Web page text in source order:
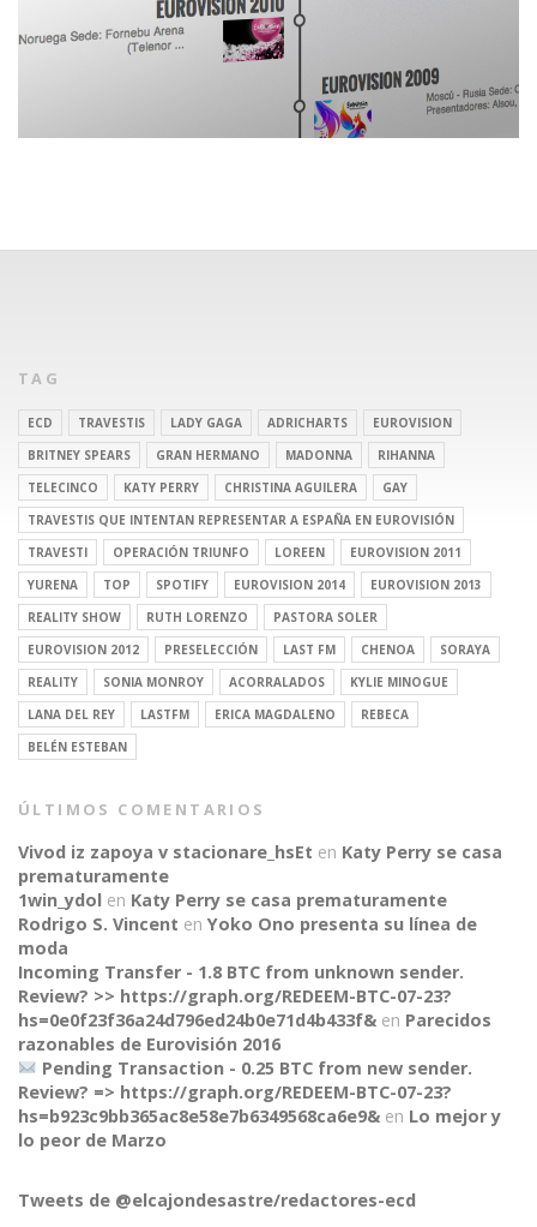
CONNECT
TAG
ECD TRAVESTIS LADY GAGA ADRICHARTS
EUROVISION
BRITNEY SPEARS
GRAN HERMANO MADONNA
RIHANNA
TELECINCO
KATY PERRY CHRISTINA AGUILERA
GAY
TRAVESTIS QUE INTENTAN REPRESENTAR A ESPAÑA EN EUROVISIÓN
TRAVESTI
OPERACIÓN TRIUNFO LOREEN
EUROVISION 2011
YURENA
TOP SPOTIFY EUROVISION 2014
EUROVISION 2013
REALITY SHOW
RUTH LORENZO
PASTORA SOLER
EUROVISION 2012
PRESELECCIÓN LAST FM CHENOA
SORAYA
REALITY
SONIA MONROY ACORRALADOS
KYLIE MINOGUE
LANA DEL REY
LASTFM ERICA MAGDALENO
REBECA
BELÉN ESTEBAN
ÚLTIMOS COMENTARIOS
Vivod iz zapoya v stacionare_hsEt en Katy Perry se casa
prematuramente
1win_ydol en Katy Perry se casa prematuramente
Rodrigo S. Vincent en Yoko Ono presenta su línea de
moda
Incoming Transfer - 1.8 BTC from unknown sender.
Review? >> https://graph.org/REDEEM-BTC-07-23?
hs=0e0f23f36a24d796ed24b0e71d4b433f& en Parecidos
razonables de Eurovisión 2016
Pending Transaction - 0.25 BTC from new sender.
Review? => https://graph.org/REDEEM-BTC-07-23?
hs=b923c9bb365ac8e58e7b6349568ca6e9& en Lo mejor y
lo peor de Marzo
Tweets de @elcajondesastre/redactores-ecd